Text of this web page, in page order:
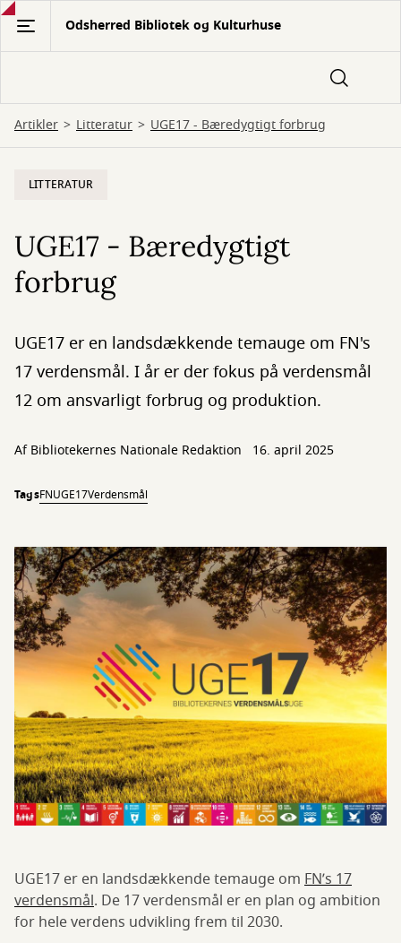
Gå
hovedindhold
Odsherred Bibliotek og Kulturhuse
Artikler Litteratur UGE17 - Bæredygtigt forbrug
LITTERATUR
UGE17 - Bæredygtigt
forbrug
UGE17 er en landsdækkende temauge om FN's
17 verdensmål. I år er der fokus på verdensmål
12 om ansvarligt forbrug og produktion.
Af Bibliotekernes Nationale Redaktion 16. april 2025
TagsFNUGE17Verdensmål
UGE17 er en landsdækkende temauge om FN’s 17
verdensmål. De 17 verdensmål er en plan og ambition
for hele verdens udvikling frem til 2030.